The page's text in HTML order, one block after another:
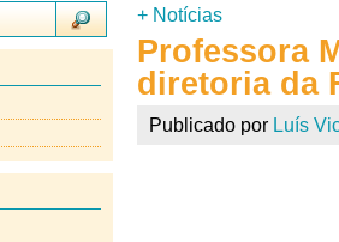
+ Notícias
Professora
diretoria da
Publicado por Luís